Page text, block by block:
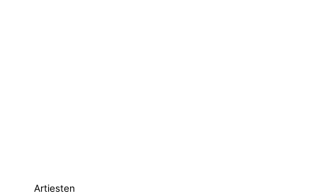
Artiesten